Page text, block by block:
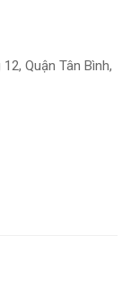
Quận Tân Bình,